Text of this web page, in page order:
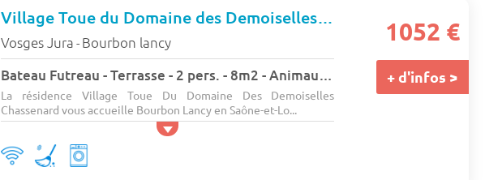
Village Toue du Domaine des Demoiselles Chassenard
Vosges Jura - Bourbon lancy
Bateau Futreau - Terrasse - 2 pers. - 8m2 - Animaux admis
La résidence Village Toue Du Domaine Des Demoiselles
Chassenard vous accueille Bourbon Lancy en Saône-et-Lo...
1052 €
+ d'infos >